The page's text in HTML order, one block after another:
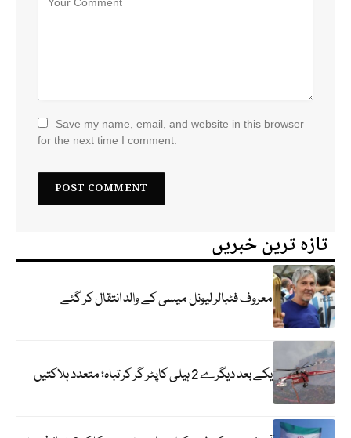
Save my name, email, and website in this browser
for the next time I comment.
تازہ ترین خبریں
معروف فٹبالر لیونل میسی کے والد انتقال کر گئے
یکے بعد دیگرے 2 ہیلی کاپٹر گر کر تباہ؛ متعدد ہلاکتیں